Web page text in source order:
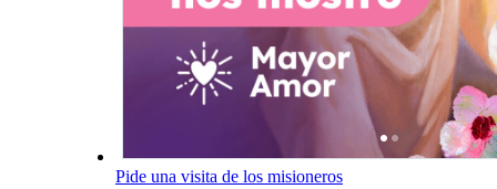
Pide una visita de los misioneros